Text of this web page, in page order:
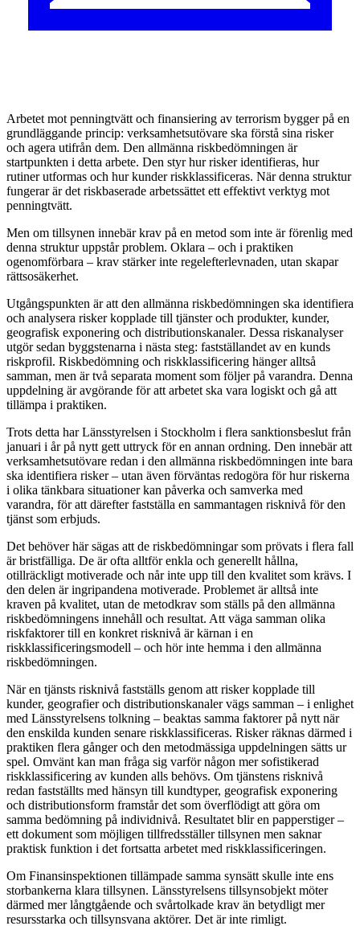
Arbetet mot penningtvätt och finansiering av terrorism bygger på en
grundläggande princip: verksamhetsutövare ska förstå sina risker
och agera utifrån dem. Den allmänna riskbedömningen är
startpunkten i detta arbete. Den styr hur risker identifieras, hur
rutiner utformas och hur kunder riskklassificeras. När denna struktur
fungerar är det riskbaserade arbetssättet ett effektivt verktyg mot
penningtvätt.
Men om tillsynen innebär krav på en metod som inte är förenlig med
denna struktur uppstår problem. Oklara – och i praktiken
ogenomförbara – krav stärker inte regelefterlevnaden, utan skapar
rättsosäkerhet.
Utgångspunkten är att den allmänna riskbedömningen ska identifiera
och analysera risker kopplade till tjänster och produkter, kunder,
geografisk exponering och distributionskanaler. Dessa riskanalyser
utgör sedan byggstenarna i nästa steg: fastställandet av en kunds
riskprofil. Riskbedömning och riskklassificering hänger alltså
samman, men är två separata moment som följer på varandra. Denna
uppdelning är avgörande för att arbetet ska vara logiskt och gå att
tillämpa i praktiken.
Trots detta har Länsstyrelsen i Stockholm i flera sanktionsbeslut från
januari i år på nytt gett uttryck för en annan ordning. Den innebär att
verksamhetsutövare redan i den allmänna riskbedömningen inte bara
ska identifiera risker – utan även förväntas redogöra för hur riskerna
i olika tänkbara situationer kan påverka och samverka med
varandra, för att därefter fastställa en sammantagen risknivå för den
tjänst som erbjuds.
Det behöver här sägas att de riskbedömningar som prövats i flera fall
är bristfälliga. De är ofta alltför enkla och generellt hållna,
otillräckligt motiverade och når inte upp till den kvalitet som krävs. I
den delen är ingripandena motiverade. Problemet är alltså inte
kraven på kvalitet, utan de metodkrav som ställs på den allmänna
riskbedömningens innehåll och resultat. Att väga samman olika
riskfaktorer till en konkret risknivå är kärnan i en
riskklassificeringsmodell – och hör inte hemma i den allmänna
riskbedömningen.
När en tjänsts risknivå fastställs genom att risker kopplade till
kunder, geografier och distributionskanaler vägs samman – i enlighet
med Länsstyrelsens tolkning – beaktas samma faktorer på nytt när
den enskilda kunden senare riskklassificeras. Risker räknas därmed i
praktiken flera gånger och den metodmässiga uppdelningen sätts ur
spel. Omvänt kan man fråga sig varför någon mer sofistikerad
riskklassificering av kunden alls behövs. Om tjänstens risknivå
redan fastställts med hänsyn till kundtyper, geografisk exponering
och distributionsform framstår det som överflödigt att göra om
samma bedömning på individnivå. Resultatet blir en papperstiger –
ett dokument som möjligen tillfredsställer tillsynen men saknar
praktisk funktion i det fortsatta arbetet med riskklassificeringen.
Om Finansinspektionen tillämpade samma synsätt skulle inte ens
storbankerna klara tillsynen. Länsstyrelsens tillsynsobjekt möter
därmed mer långtgående och svårtolkade krav än betydligt mer
resursstarka och tillsynsvana aktörer. Det är inte rimligt.